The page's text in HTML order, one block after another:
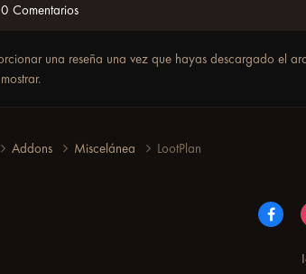
0 Comentarios
una reseña una vez que hayas descargado el
Addons Miscelánea LootPlan